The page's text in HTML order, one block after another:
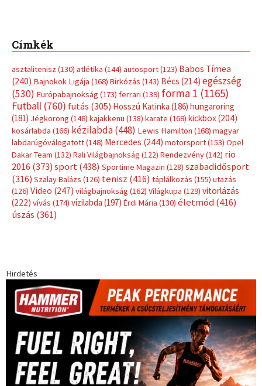
Címkék
(181)Jégkorong(148)kajakkenu(138)karate(168)kickbox(204)
kosárlabda(166)kézilabda(448)Lewis Hamilton(168) magyar
labdarúgóválogatott
(148) Mercedes (244)motorsport(153)Opel
Dakar Team(132)Rali Világbajnokság(122)Rendezvény(142)rio
Sportime Magazin(128) szabadidősport
(316) Szalay Balázs (126)tenisz(416)táplálkozás(155)utazás
(126) Video(247)világbajnokság (162)Világkupa(129)vitorlázás
(222)vívás(174) vízilabda(197) Érdi Mária(130)életmód(416)
úszás(361)